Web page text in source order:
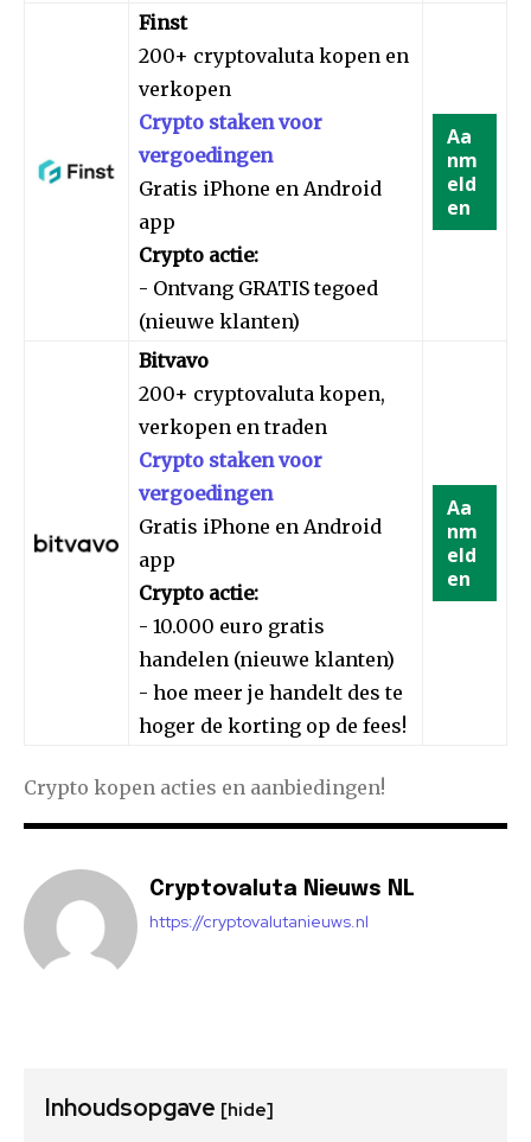
Finst
200+ cryptovaluta kopen en
verkopen
Crypto staken voor
vergoedingen
Gratis iPhone en Android
app
Crypto actie:
- Ontvang GRATIS tegoed
(nieuwe klanten)
Aa
nm
eld
en
Bitvavo
200+ cryptovaluta kopen,
verkopen en traden
Crypto staken voor
vergoedingen
Gratis iPhone en Android
app
Crypto actie:
- 10.000 euro gratis
handelen (nieuwe klanten)
- hoe meer je handelt des te
hoger de korting op de fees!
Aa
nm
eld
en
Crypto kopen acties en aanbiedingen!
Cryptovaluta Nieuws NL
https://cryptovalutanieuws.nl
Inhoudsopgave [hide]